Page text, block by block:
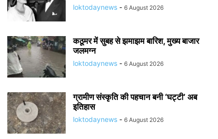
loktodaynews - 6 August 2026
कठूमर में सुबह से झमाझम बारिश, मुख्य बाजार
जलमग्न
loktodaynews - 6 August 2026
ग्रामीण संस्कृति की पहचान बनी ‘घट्टी’ अब
इतिहास
loktodaynews - 6 August 2026